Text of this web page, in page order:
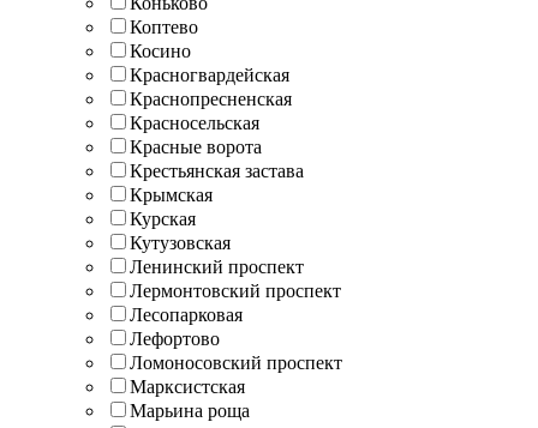
Коптево
Косино
Красногвардейская
Краснопресненская
Красносельская
Красные ворота
Крестьянская застава
Крымская
Курская
Кутузовская
Ленинский проспект
Лермонтовский проспект
Лесопарковая
Лефортово
Ломоносовский проспект
Марксистская
Марьина роща